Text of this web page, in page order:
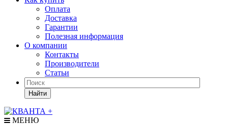
Оплата
Доставка
Гарантии
Полезная информация
О компании
Контакты
Производители
Статьи
Найти
МЕНЮ